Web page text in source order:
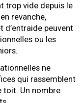
trop vide depuis le
revanche,
d’entraide peuvent
ou les
ne
qui rassemblent
toit. Un nombre